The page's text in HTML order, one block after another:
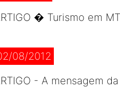
� Turismo em
08/2012
- A mensagem